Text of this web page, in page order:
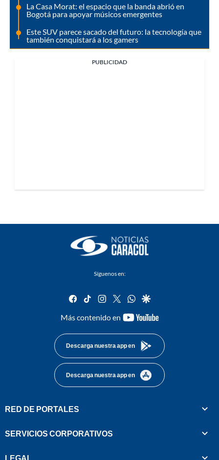
La Casa Morat: el espacio que la banda abrió en
Bogotá para apoyar músicos emergentes
Este SUV parece sacado del futuro: la tecnología que
también conquistará a los gamers
PUBLICIDAD
Síguenos en:
facebook
tiktok instagram
twitterwhatsapp
google
Más contenido en
youtube-
Descarga nuestra app en
Descarga nuestra app en
RED DE PORTALES
SERVICIOS CORPORATIVOS
LEGAL